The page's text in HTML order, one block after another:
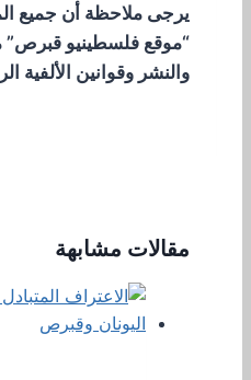
يرجى ملاحظة أن جميع
“موقع فلسطينيو قبرص”
والنشر وقوانين الألفية
مقالات مشابهة